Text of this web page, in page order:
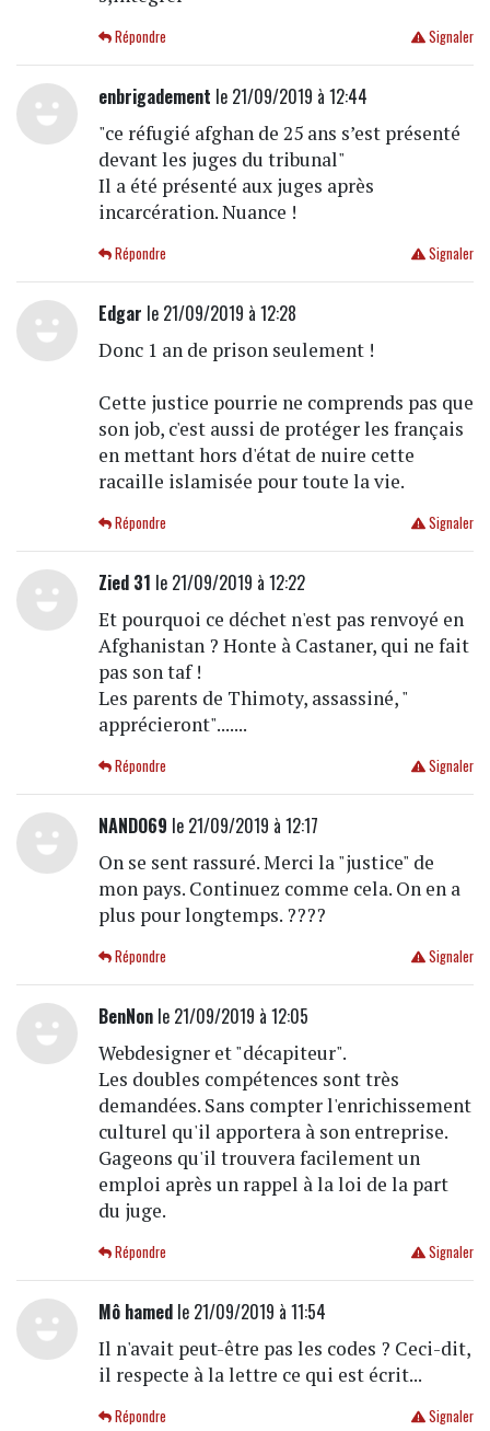
Signaler
Répondre
enbrigadement le 21/09/2019 à 12:44
"ce réfugié afghan de 25 ans s’est présenté
devant les juges du tribunal"
Il a été présenté aux juges après
incarcération. Nuance !
Signaler
Répondre
Edgar le 21/09/2019 à 12:28
Donc 1 an de prison seulement !
Cette justice pourrie ne comprends pas que
son job, c'est aussi de protéger les français
en mettant hors d'état de nuire cette
racaille islamisée pour toute la vie.
Signaler
Répondre
Zied 31 le 21/09/2019 à 12:22
Et pourquoi ce déchet n'est pas renvoyé en
Afghanistan ? Honte à Castaner, qui ne fait
pas son taf !
Les parents de Thimoty, assassiné, "
apprécieront".......
Signaler
Répondre
NANDO69 le 21/09/2019 à 12:17
On se sent rassuré. Merci la "justice" de
mon pays. Continuez comme cela. On en a
plus pour longtemps. ????
Signaler
Répondre
BenNonle 21/09/2019 à 12:05
Webdesigner et "décapiteur".
Les doubles compétences sont très
demandées. Sans compter l'enrichissement
culturel qu'il apportera à son entreprise.
Gageons qu'il trouvera facilement un
emploi après un rappel à la loi de la part
du juge.
Signaler
Répondre
Mô hamedle 21/09/2019 à 11:54
Il n'avait peut-être pas les codes ? Ceci-dit,
il respecte à la lettre ce qui est écrit...
Signaler
Répondre